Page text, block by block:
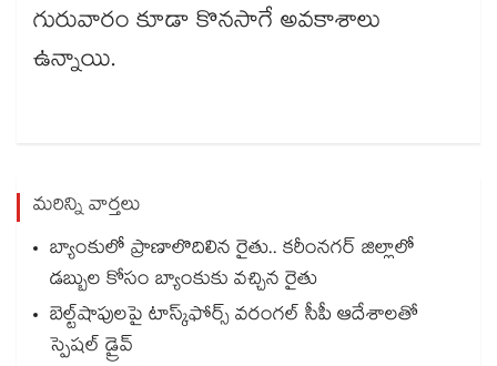
గురువారం కూడా కొనసాగే అవకాశాలు
ఉన్నాయి.
మరిన్ని వార్తలు
బ్యాంకులో ప్రాణాలొదిలిన రైతు.. కరీంనగర్ జిల్లాలో
డబ్బుల కోసం బ్యాంకుకు వచ్చిన రైతు
బెల్ట్‌‌‌‌‌‌‌‌‌‌‌‌‌‌‌‌‌‌‌‌‌‌‌‌‌‌‌‌‌‌‌‌షాపులపై టాస్క్‌‌‌‌‌‌‌‌‌‌‌‌‌‌‌‌‌‌‌‌‌‌‌‌‌‌‌‌‌‌‌‌ఫోర్స్ వరంగల్‌‌‌‌‌‌‌‌‌‌‌‌‌‌‌‌‌‌‌‌‌‌‌‌‌‌‌‌‌‌‌‌ సీపీ ఆదేశాలతో
స్పెషల్ డ్రైవ్‌‌‌‌‌‌‌‌‌‌‌‌‌‌‌‌‌‌‌‌‌‌‌‌‌‌‌‌‌‌‌‌